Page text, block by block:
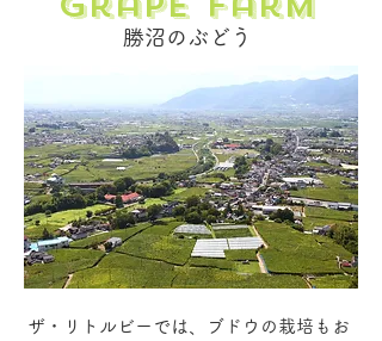
勝沼のぶどう
​甲州市のブドウ畑
ザ・リトルビーでは、ブドウの栽培もお